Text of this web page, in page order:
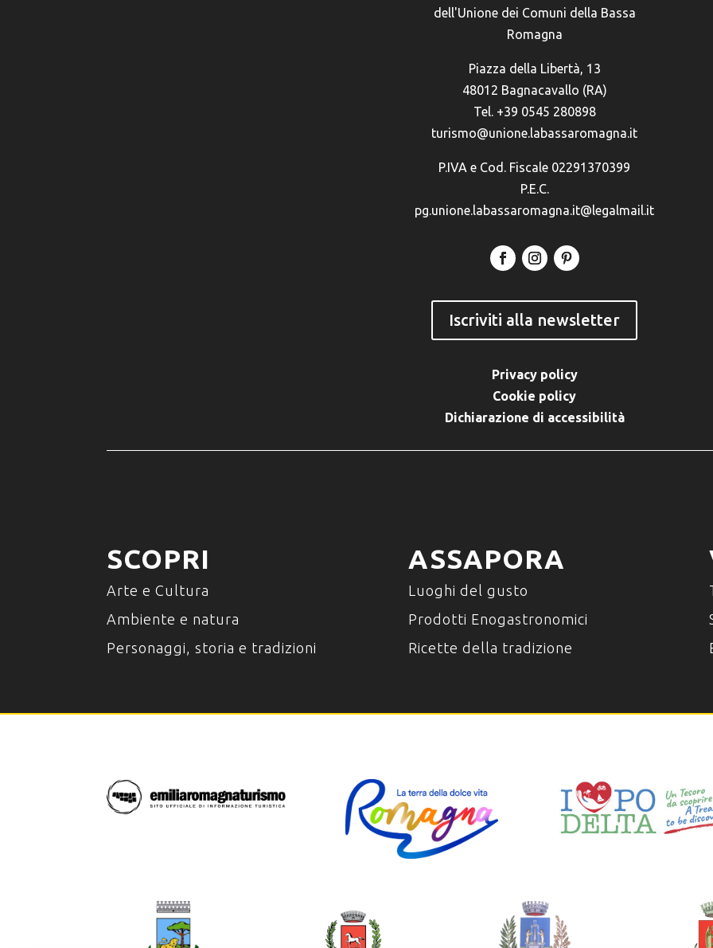
dell'Unione dei Comuni della Bassa
Romagna
Piazza della Libertà, 13
48012 Bagnacavallo (RA)
Tel. +39 0545 280898
turismo@unione.labassaromagna.it
P.IVA e Cod. Fiscale 02291370399
P.E.C.
pg.unione.labassaromagna.it@legalmail.it
Iscriviti alla newsletter
Privacy policy
Cookie policy
Dichiarazione di accessibilità
SCOPRI
Arte e Cultura
Ambiente e natura
Personaggi, storia e tradizioni
ASSAPORA
Luoghi del gusto
Prodotti Enogastronomici
Ricette della tradizione